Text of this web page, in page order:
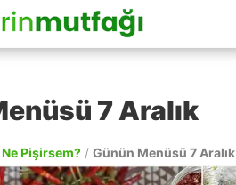
7 Aralık
Pişirsem? / Günün Menüsü 7 Aralık